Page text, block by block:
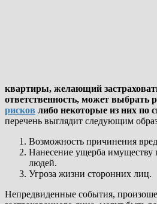
квартиры, желающий
ответственность, может выбрать
рисков либо некоторые из них по
перечень выглядит следующим
Возможность причинения
Нанесение ущерба
людей.
Угроза жизни сторонних лиц.
Непредвиденные события,